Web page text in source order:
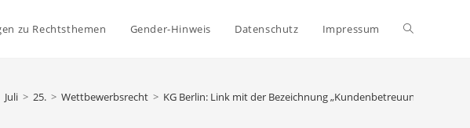
zu Rechtsthemen Gender-Hinweis Datenschutz Impressum Website-
Juli > 25. > Wettbewerbsrecht > KG Berlin: Link mit der Bezeichnung „Kundenbetreuung“ nicht